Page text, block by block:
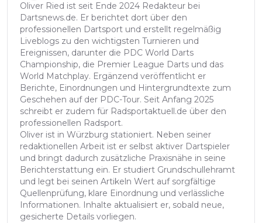
Oliver Ried ist seit Ende 2024 Redakteur bei
Dartsnews.de. Er berichtet dort über den
professionellen Dartsport und erstellt regelmäßig
Liveblogs zu den wichtigsten Turnieren und
Ereignissen, darunter die PDC World Darts
Championship, die Premier League Darts und das
World Matchplay. Ergänzend veröffentlicht er
Berichte, Einordnungen und Hintergrundtexte zum
Geschehen auf der PDC-Tour. Seit Anfang 2025
schreibt er zudem für Radsportaktuell.de über den
professionellen Radsport.
Oliver ist in Würzburg stationiert. Neben seiner
redaktionellen Arbeit ist er selbst aktiver Dartspieler
und bringt dadurch zusätzliche Praxisnähe in seine
Berichterstattung ein. Er studiert Grundschullehramt
und legt bei seinen Artikeln Wert auf sorgfältige
Quellenprüfung, klare Einordnung und verlässliche
Informationen. Inhalte aktualisiert er, sobald neue,
gesicherte Details vorliegen.